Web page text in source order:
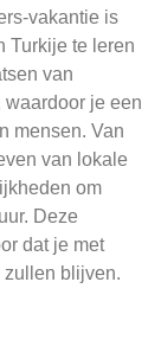
vakantie is
Turkije te leren
van
waardoor je een
mensen. Van
van lokale
om
Deze
dat je met
blijven.